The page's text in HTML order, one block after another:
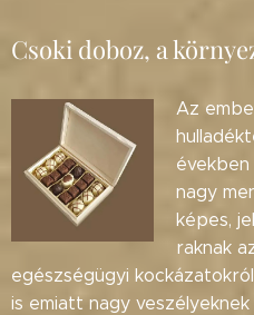
Csoki doboz, a
Az
években
nagy
képes,
raknak
egészségügyi
is emiatt nagy